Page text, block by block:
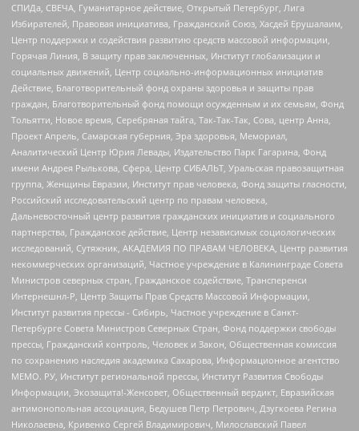
СПИДа, СВЕЧА, Гуманитарное действие, Открытый Петербург, Лига
Избирателей, Правовая инициатива, Гражданский Союз, Хасдей Ерушалаим,
Центр поддержки и содействия развитию средств массовой информации,
Горячая Линия, В защиту прав заключенных, Институт глобализации и
социальных движений, Центр социально-информационных инициатив
Действие, Благотворительный фонд охраны здоровья и защиты прав
граждан, Благотворительный фонд помощи осужденным и их семьям, Фонд
Тольятти, Новое время, Серебряная тайга, Так-Так-Так, Сова, центр Анна,
Проект Апрель, Самарская губерния, Эра здоровья, Мемориал,
Аналитический Центр Юрия Левады, Издательство Парк Гагарина, Фонд
имени Андрея Рылькова, Сфера, Центр СИБАЛЬТ, Уральская правозащитная
группа, Женщины Евразии, Институт прав человека, Фонд защиты гласности,
Российский исследовательский центр по правам человека,
Дальневосточный центр развития гражданских инициатив и социального
партнерства, Гражданское действие, Центр независимых социологических
исследований, Сутяжник, АКАДЕМИЯ ПО ПРАВАМ ЧЕЛОВЕКА, Центр развития
некоммерческих организаций, Частное учреждение в Калининграде Совета
Министров северных стран, Гражданское содействие, Трансперенси
Интернешнл-Р, Центр Защиты Прав Средств Массовой Информации,
Институт развития прессы - Сибирь, Частное учреждение в Санкт-
Петербурге Совета Министров Северных Стран, Фонд поддержки свободы
прессы, Гражданский контроль, Человек и Закон, Общественная комиссия
по сохранению наследия академика Сахарова, Информационное агентство
МЕМО. РУ, Институт региональной прессы, Институт Развития Свободы
Информации, Экозащита!-Женсовет, Общественный вердикт, Евразийская
антимонопольная ассоциация, Бедушев Петр Петрович, Дзугкоева Регина
Николаевна, Кривенко Сергей Владимирович, Милославский Павел